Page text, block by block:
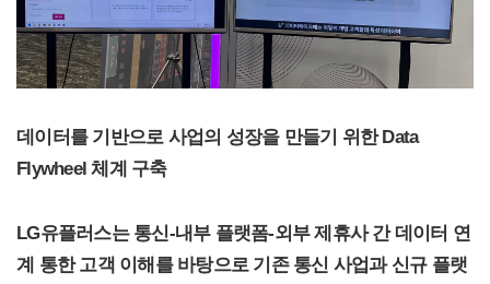
데이터를 기반으로 사업의 성장을 만들기 위한 Data
Flywheel 체계 구축
LG유플러스는 통신-내부 플랫폼-외부 제휴사 간 데이터 연
계 통한 고객 이해를 바탕으로 기존 통신 사업과 신규 플랫